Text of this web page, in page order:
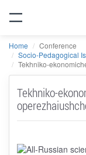
Home
Conference
Socio-Pedagogical
Tekhniko-
Tekhniko-